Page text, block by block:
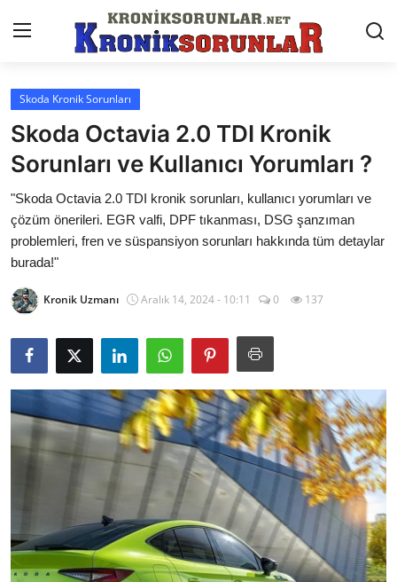
Anasayfa
Markalar
İletişim
Trafik & Cezalar
Sigorta & Kasko
Vergi & ÖTV & MTV
Muayene & Ruhsat
Sorgulamalar
İkinci El & Alım-Satım
Bakım & Arıza Çözümleri
Elektrikli & Hibrit
Kiralama & Filo
Skoda Kronik Sorunları
Skoda Octavia 2.0 TDI Kronik
Sorunları ve Kullanıcı Yorumları ?
"Skoda Octavia 2.0 TDI kronik sorunları, kullanıcı yorumları ve
çözüm önerileri. EGR valfi, DPF tıkanması, DSG şanzıman
problemleri, fren ve süspansiyon sorunları hakkında tüm detaylar
burada!"
Kronik Uzmanı Aralık 14, 2024 - 10:11 0 137